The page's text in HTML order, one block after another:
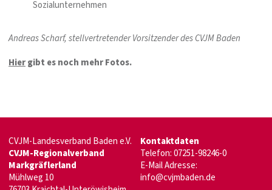
Sozialunternehmen
Andreas Scharf, stellvertretender Vorsitzender des CVJM Baden
Hiergibt es noch mehr Fotos.
CVJM-Landesverband Baden e.V.
CVJM-Regionalverband
Markgräflerland
Mühlweg 10
Kontaktdaten
Telefon: 07251-98246-0
E-Mail Adresse:
info@cvjmbaden.de